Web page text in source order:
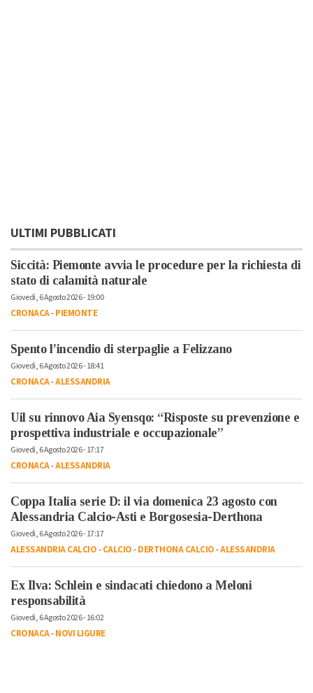
ULTIMI PUBBLICATI
Siccità: Piemonte avvia le procedure per la richiesta di
stato di calamità naturale
Giovedì, 6 Agosto 2026 - 19:00
CRONACA-PIEMONTE
Spento l’incendio di sterpaglie a Felizzano
Giovedì, 6 Agosto 2026 - 18:41
CRONACA-ALESSANDRIA
Uil su rinnovo Aia Syensqo: “Risposte su prevenzione e
prospettiva industriale e occupazionale”
Giovedì, 6 Agosto 2026 - 17:17
CRONACA-ALESSANDRIA
Coppa Italia serie D: il via domenica 23 agosto con
Alessandria Calcio-Asti e Borgosesia-Derthona
Giovedì, 6 Agosto 2026 - 17:17
ALESSANDRIA CALCIO-CALCIO-DERTHONA CALCIO-ALESSANDRIA
Ex Ilva: Schlein e sindacati chiedono a Meloni
responsabilità
Giovedì, 6 Agosto 2026 - 16:02
CRONACA-NOVI LIGURE